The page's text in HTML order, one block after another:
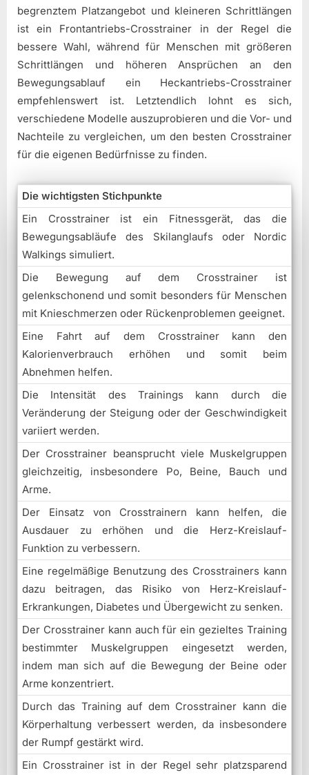
begrenztem Platzangebot und kleineren Schrittlängen
ist ein Frontantriebs-Crosstrainer in der Regel die
bessere Wahl, während für Menschen mit größeren
Schrittlängen und höheren Ansprüchen an den
Bewegungsablauf ein Heckantriebs-Crosstrainer
empfehlenswert ist. Letztendlich lohnt es sich,
verschiedene Modelle auszuprobieren und die Vor- und
Nachteile zu vergleichen, um den besten Crosstrainer
für die eigenen Bedürfnisse zu finden.
Die wichtigsten Stichpunkte
Ein Crosstrainer ist ein Fitnessgerät, das die
Bewegungsabläufe des Skilanglaufs oder Nordic
Walkings simuliert.
Die Bewegung auf dem Crosstrainer ist
gelenkschonend und somit besonders für Menschen
mit Knieschmerzen oder Rückenproblemen geeignet.
Eine Fahrt auf dem Crosstrainer kann den
Kalorienverbrauch erhöhen und somit beim
Abnehmen helfen.
Die Intensität des Trainings kann durch die
Veränderung der Steigung oder der Geschwindigkeit
variiert werden.
Der Crosstrainer beansprucht viele Muskelgruppen
gleichzeitig, insbesondere Po, Beine, Bauch und
Arme.
Der Einsatz von Crosstrainern kann helfen, die
Ausdauer zu erhöhen und die Herz-Kreislauf-
Funktion zu verbessern.
Eine regelmäßige Benutzung des Crosstrainers kann
dazu beitragen, das Risiko von Herz-Kreislauf-
Erkrankungen, Diabetes und Übergewicht zu senken.
Der Crosstrainer kann auch für ein gezieltes Training
bestimmter Muskelgruppen eingesetzt werden,
indem man sich auf die Bewegung der Beine oder
Arme konzentriert.
Durch das Training auf dem Crosstrainer kann die
Körperhaltung verbessert werden, da insbesondere
der Rumpf gestärkt wird.
Ein Crosstrainer ist in der Regel sehr platzsparend